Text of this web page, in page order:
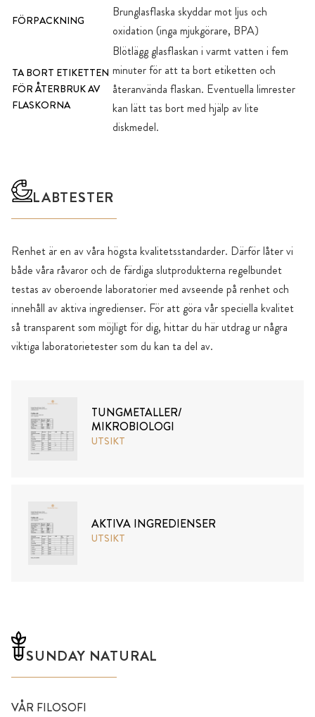
FÖRPACKNING
Brunglasflaska skyddar mot ljus och
oxidation (inga mjukgörare, BPA)
TA BORT ETIKETTEN
FÖR ÅTERBRUK AV
FLASKORNA
Blötlägg glasflaskan i varmt vatten i fem
minuter för att ta bort etiketten och
återanvända flaskan. Eventuella limrester
kan lätt tas bort med hjälp av lite
diskmedel.
LABTESTER
Renhet är en av våra högsta kvalitetsstandarder. Därför låter vi
både våra råvaror och de färdiga slutprodukterna regelbundet
testas av oberoende laboratorier med avseende på renhet och
innehåll av aktiva ingredienser. För att göra vår speciella kvalitet
så transparent som möjligt för dig, hittar du här utdrag ur några
viktiga laboratorietester som du kan ta del av.
TUNGMETALLER/
MIKROBIOLOGI
UTSIKT
AKTIVA INGREDIENSER
UTSIKT
SUNDAY NATURAL
VÅR FILOSOFI